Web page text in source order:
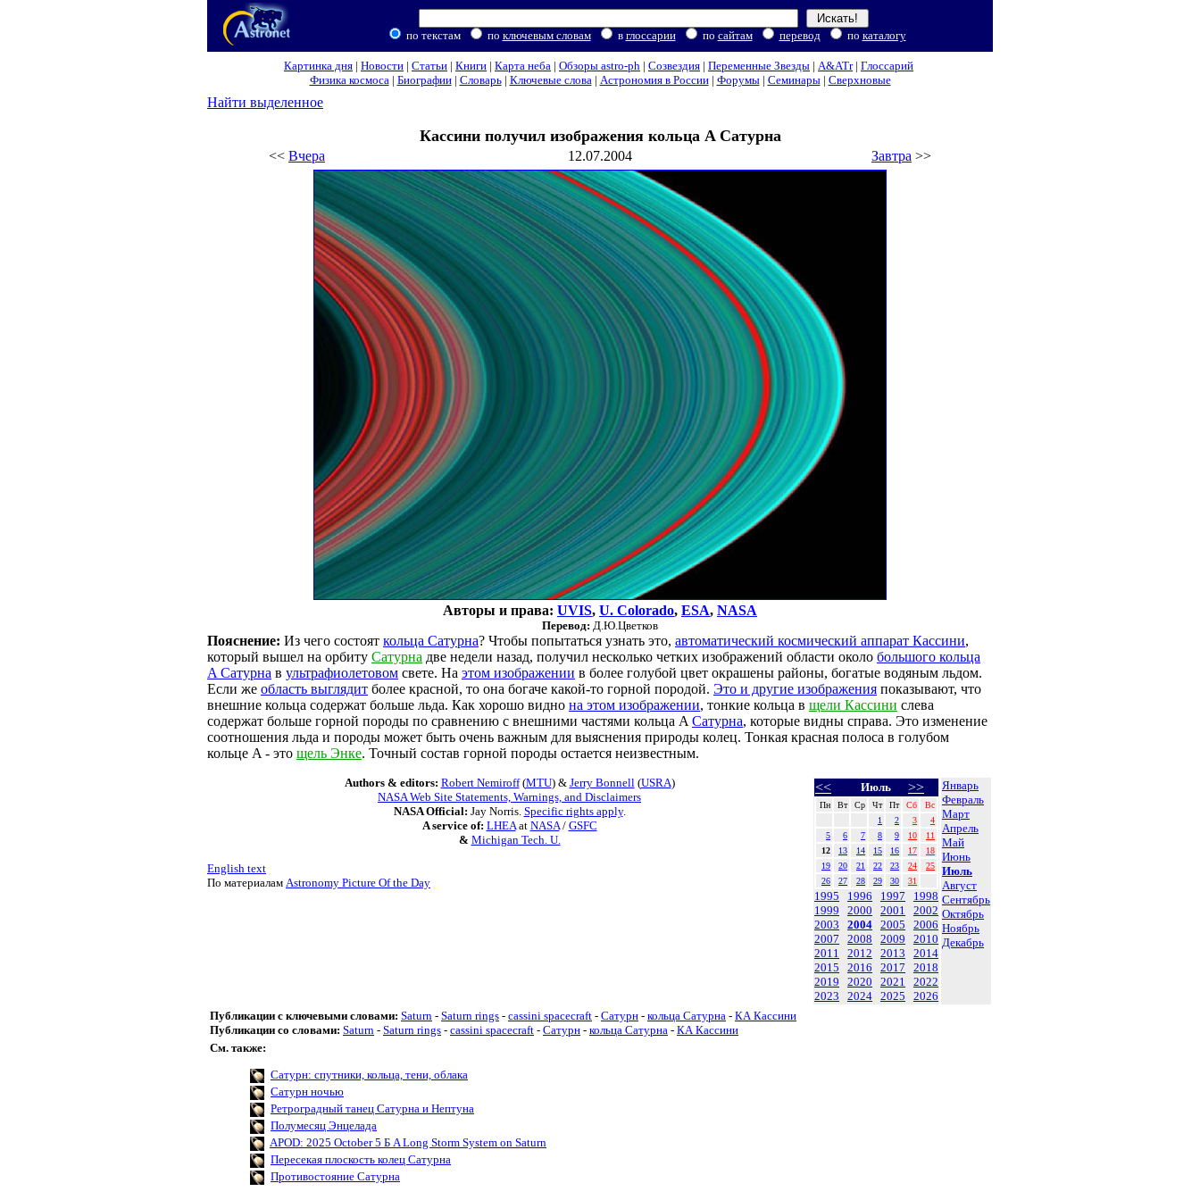
по текстам по ключевым словам в глоссарии по сайтам перевод по каталогу
Картинка дня | Новости | Статьи | Книги | Карта неба | Обзоры astro-ph | Созвездия | Переменные Звезды | A&ATr| Глоссарий
Физика космоса| Биографии| Словарь| Ключевые слова| Астрономия в России| Форумы| Семинары| Сверхновые
Найти выделенное
Кассини получил изображения кольца A Сатурна
<< Вчера 12.07.2004 Завтра >>
Авторы и права: UVIS, U. Colorado, ESA, NASA
Перевод: Д.Ю.Цветков
Пояснение: Из чего состоят кольца Сатурна? Чтобы попытаться узнать это, автоматический космический аппарат Кассини,
который вышел на орбиту Сатурна две недели назад, получил несколько четких изображений области около большого кольца
A Сатурна в ультрафиолетовом свете. На этом изображении в более голубой цвет окрашены районы, богатые водяным льдом.
Если же область выглядит более красной, то она богаче какой-то горной породой. Это и другие изображения показывают, что
внешние кольца содержат больше льда. Как хорошо видно на этом изображении, тонкие кольца в щели Кассини слева
содержат больше горной породы по сравнению с внешними частями кольца A Сатурна, которые видны справа. Это изменение
соотношения льда и породы может быть очень важным для выяснения природы колец. Тонкая красная полоса в голубом
кольце A - это щель Энке. Точный состав горной породы остается неизвестным.
<< Июль >>
Пн Вт Ср Чт Пт Сб
Вс
1
2 3
4
5
6 7 8 9 10
11
12
13 14 15 16 17
18
19
20 21 22 23 24
25
26
27 28 29 30 31
1995 1996 1997
1998
1999
2000 2001
2002
2003
2004 2005
2006
2007
2008 2009
2010
2011
2012 2013
2014
2015
2016 2017
2018
2019
2020 2021
2022
2023
2024 2025 2026
Январь
Февраль
Март
Апрель
Май
Июнь
Июль
Август
Сентябрь
Октябрь
Ноябрь
Декабрь
Authors & editors: Robert Nemiroff(MTU) & Jerry Bonnell(USRA)
NASA Web Site Statements, Warnings, and Disclaimers
NASA Official: Jay Norris. Specific rights apply.
A service of: LHEAat NASA/ GSFC
& Michigan Tech. U.
English text
По материалам Astronomy Picture Of the Day
Публикации с ключевыми словами: Saturn - Saturn rings - cassini spacecraft - Сатурн - кольца Сатурна - КА Кассини
Публикации со словами: Saturn - Saturn rings - cassini spacecraft - Сатурн - кольца Сатурна - КА Кассини
См. также:
Сатурн: спутники, кольца, тени, облака
Сатурн ночью
Ретроградный танец Сатурна и Нептуна
Полумесяц Энцелада
APOD: 2025 October 5 Б A Long Storm System on Saturn
Пересекая плоскость колец Сатурна
Противостояние Сатурна